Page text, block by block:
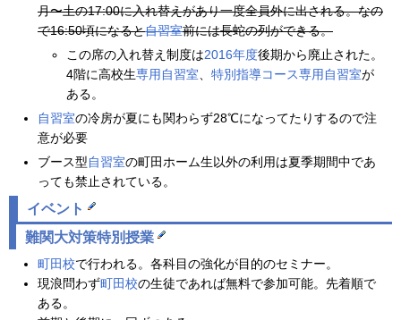
月〜土の17:00に入れ替えがあり一度全員外に出される。なの
で16:50頃になると自習室前には長蛇の列ができる。
この席の入れ替え制度は2016年度後期から廃止された。
4階に高校生専用自習室、 特別指導コース専用自習室が
ある。
自習室の冷房が夏にも関わらず28℃になってたりするので注
意が必要
ブース型自習室の町田ホーム生以外の利用は夏季期間中であ
っても禁止されている。
イベント
難関大対策特別授業
町田校で行われる。各科目の強化が目的のセミナー。
現浪問わず町田校の生徒であれば無料で参加可能。先着順で
ある。